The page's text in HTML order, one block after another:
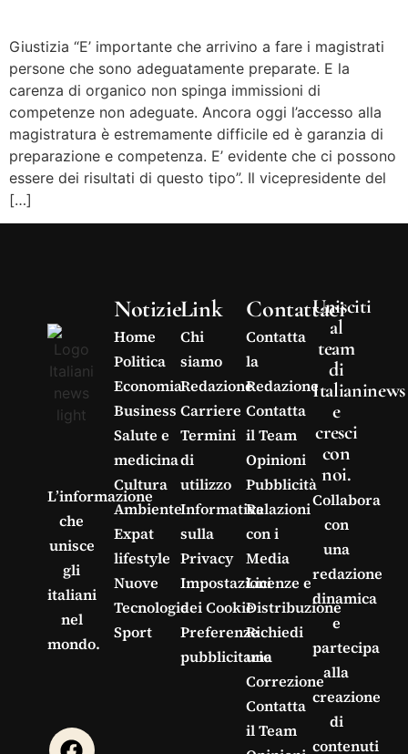
Giustizia “E’ importante che arrivino a fare i magistrati
persone che sono adeguatamente preparate. E la
carenza di organico non spinga immissioni di
competenze non adeguate. Ancora oggi l’accesso alla
magistratura è estremamente difficile ed è garanzia di
preparazione e competenza. E’ evidente che ci possono
essere dei risultati di questo tipo”. Il vicepresidente del
[…]
L’informazione
che
unisce
gli
italiani
nel
mondo.
Notizie
Home
Politica
Economia
Business
Salute e
medicina
Cultura
Ambiente
Expat
lifestyle
Nuove
Tecnologie
Sport
Link
Chi
siamo
Redazione
Carriere
Termini
di
utilizzo
Informativa
sulla
Privacy
Impostazioni
dei Cookie
Preferenze
pubblicitarie
Contattaci
Contatta
la
Redazione
Contatta
il Team
Opinioni
Pubblicità
Relazioni
con i
Media
Licenze e
Distribuzione
Richiedi
una
Correzione
Contatta
il Team
Unisciti
al
team
di
Italianinews
e
cresci
con
noi.
Collabora
con
una
redazione
dinamica
e
partecipa
alla
creazione
di
contenuti